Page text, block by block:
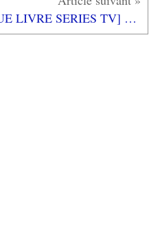
[REVUE LIVRE SERIES TV] TELECHAT de Eric VAN BEUREN aux éditions TANA